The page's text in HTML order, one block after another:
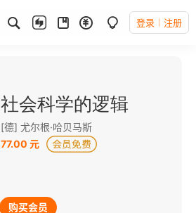
登录 注册
社会科学的逻辑
[德] 尤尔根·哈贝马斯
77.00 元
购买会员